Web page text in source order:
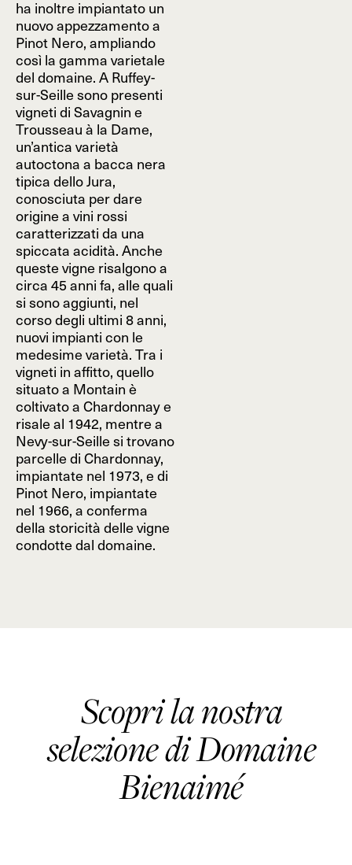
ha inoltre impiantato un
nuovo appezzamento a
Pinot Nero, ampliando
così la gamma varietale
del domaine. A Ruffey-
sur-Seille sono presenti
vigneti di Savagnin e
Trousseau à la Dame,
un’antica varietà
autoctona a bacca nera
tipica dello Jura,
conosciuta per dare
origine a vini rossi
caratterizzati da una
spiccata acidità. Anche
queste vigne risalgono a
circa 45 anni fa, alle quali
si sono aggiunti, nel
corso degli ultimi 8 anni,
nuovi impianti con le
medesime varietà. Tra i
vigneti in affitto, quello
situato a Montain è
coltivato a Chardonnay e
risale al 1942, mentre a
Nevy-sur-Seille si trovano
parcelle di Chardonnay,
impiantate nel 1973, e di
Pinot Nero, impiantate
nel 1966, a conferma
della storicità delle vigne
condotte dal domaine.
Scopri la nostra
selezione di Domaine
Bienaimé